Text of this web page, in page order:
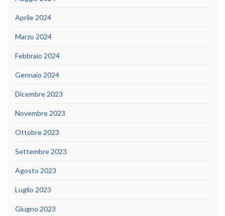
Aprile 2024
Marzo 2024
Febbraio 2024
Gennaio 2024
Dicembre 2023
Novembre 2023
Ottobre 2023
Settembre 2023
Agosto 2023
Luglio 2023
Giugno 2023